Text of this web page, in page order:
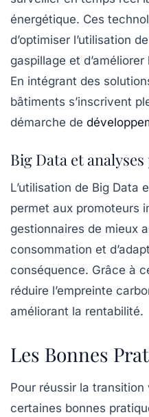
énergétique. Ces
d’optimiser l’utilisation
gaspillage et
En intégrant des
bâtiments s’inscrivent
démarche de
Big Data et
L’utilisation de Big Data
permet aux promoteurs
gestionnaires de mieux
consommation et
conséquence. Grâce à
réduire l’empreinte
améliorant la rentabilité.
Les Bonnes
Pour réussir la
certaines bonnes